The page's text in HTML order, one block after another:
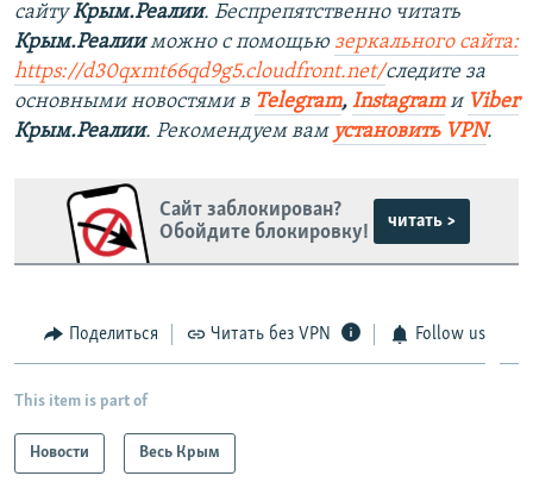
сайтуКрым.Реалии. Беспрепятственно читать
Крым.Реалииможно с помощью зеркального сайта:
https://d30qxmt66qd9g5.cloudfront.net/следите за
основными новостями в Telegram, Instagramи Viber
Крым.Реалии. Рекомендуем вам установить VPN.
Сайт заблокирован?
Обойдите блокировку!
читать >
Поделиться Читать без VPN Follow us
This item is part of
Новости Весь Крым